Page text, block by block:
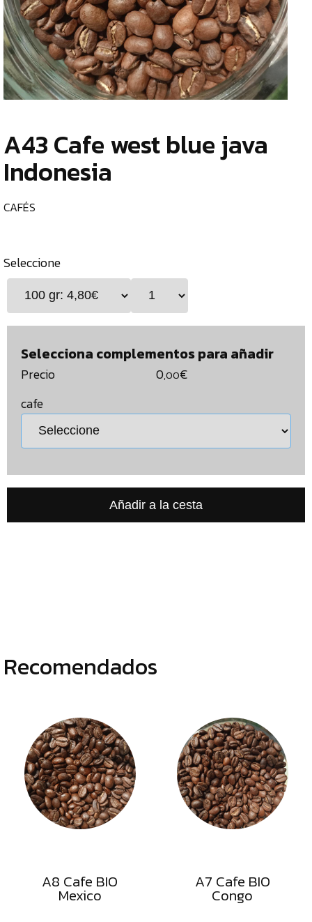
TIENDA
CHOCOLATES
ESPECIALES
ESPECIAS
CAFÉS
CAFÉS
ALIMENTOS
DESHIDRATADOS
A43 Cafe west blue java
Indonesia
CAFÉS
Seleccione
Selecciona complementos para añadir
Precio 0,00€
cafe
Recomendados
A8 Cafe BIO
Mexico
A7 Cafe BIO
Congo